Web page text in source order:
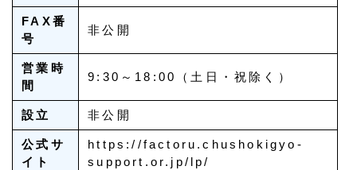
FAX番
号
非公開
営業時
間
9:30～18:00（土日・祝除く）
設立 非公開
公式サ
イト
https://factoru.chushokigyo-
support.or.jp/lp/